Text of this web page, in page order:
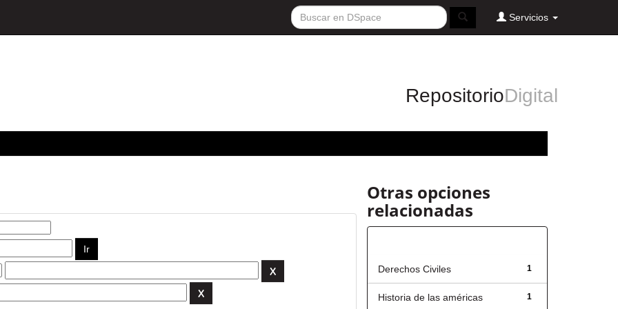
Servicios
RepositorioDigital
Otras opciones
relacionadas
1
Derechos Civiles
1
Historia de las américas